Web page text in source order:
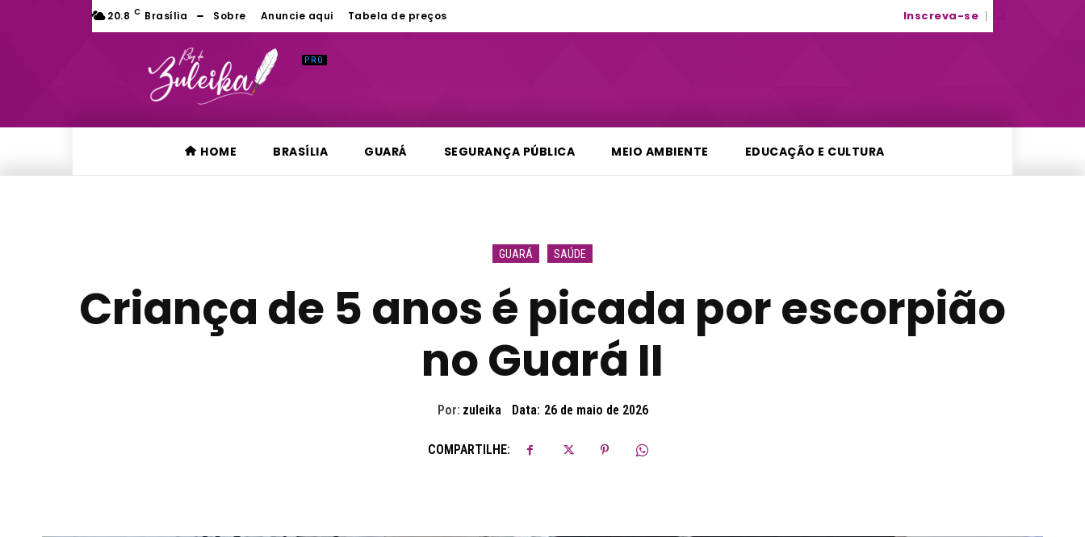
20.8 C Brasília Sobre Anuncie aqui Tabela de preços Inscreva-se
HOME BRASÍLIA GUARÁ SEGURANÇA PÚBLICA MEIO AMBIENTE EDUCAÇÃO E CULTURA
GUARÁ SAÚDE
Criança de 5 anos é picada por escorpião
no Guará II
Por: zuleika Data: 26 de maio de 2026
COMPARTILHE: